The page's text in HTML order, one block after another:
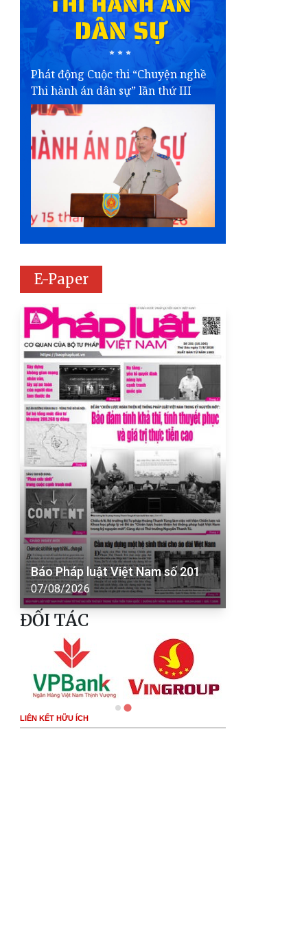
Phát động Cuộc thi “Chuyện nghề
Thi hành án dân sự” lần thứ III
E-Paper
Báo Pháp luật Việt Nam số 201
07/08/2026
ĐỐI TÁC
LIÊN KẾT HỮU ÍCH